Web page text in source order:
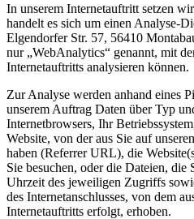
In unserem Internetauftritt setzen
handelt es sich um einen Analyse-
Elgendorfer Str. 57, 56410
nur „WebAnalytics“ genannt, mit
Internetauftritts analysieren können.
Zur Analyse werden anhand eines
unserem Auftrag Daten über Typ
Internetbrowsers, Ihr
Website, von der aus Sie auf
haben (Referrer URL), die
Sie besuchen, oder die Dateien, die
Uhrzeit des jeweiligen Zugriffs
des Internetanschlusses, von dem
Internetauftritts erfolgt, erhoben.